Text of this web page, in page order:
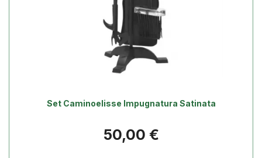
Set Caminoelisse Impugnatura Satinata
Prezzo
50,00 €